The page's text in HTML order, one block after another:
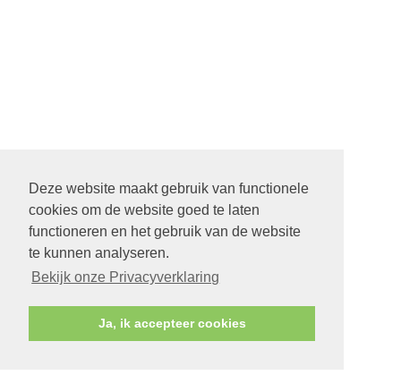
Deze website maakt gebruik van functionele
cookies om de website goed te laten
functioneren en het gebruik van de website
te kunnen analyseren.
Bekijk onze Privacyverklaring
Ja, ik accepteer cookies